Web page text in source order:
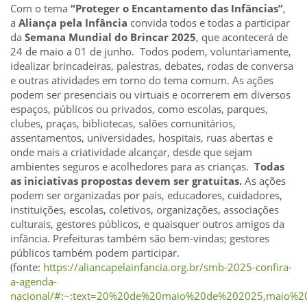
Com o tema “Proteger o Encantamento das Infâncias”,
a Aliança pela Infância convida todos e todas a participar
da Semana Mundial do Brincar 2025, que acontecerá de
24 de maio a 01 de junho. Todos podem, voluntariamente,
idealizar brincadeiras, palestras, debates, rodas de conversa
e outras atividades em torno do tema comum. As ações
podem ser presenciais ou virtuais e ocorrerem em diversos
espaços, públicos ou privados, como escolas, parques,
clubes, praças, bibliotecas, salões comunitários,
assentamentos, universidades, hospitais, ruas abertas e
onde mais a criatividade alcançar, desde que sejam
ambientes seguros e acolhedores para as crianças. Todas
as iniciativas propostas devem ser gratuitas. As ações
podem ser organizadas por pais, educadores, cuidadores,
instituições, escolas, coletivos, organizações, associações
culturais, gestores públicos, e quaisquer outros amigos da
infância. Prefeituras também são bem-vindas; gestores
públicos também podem participar.
(fonte: https://aliancapelainfancia.org.br/smb-2025-confira-
a-agenda-
nacional/